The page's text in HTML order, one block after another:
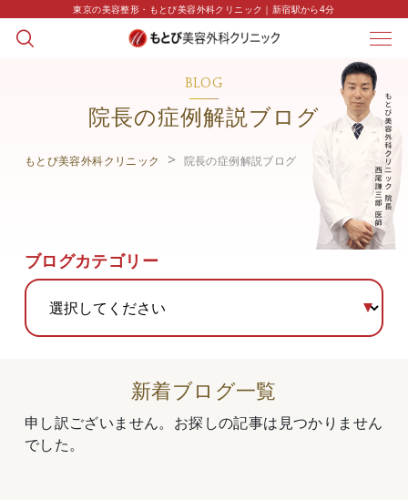
東京の美容整形・もとび美容外科クリニック｜新宿駅から4分
BLOG
院長の症例解説ブログ
もとび美容外科クリニック 院長の症例解説ブログ
ブログカテゴリー
新着ブログ一覧
申し訳ございません。お探しの記事は見つかりません
でした。